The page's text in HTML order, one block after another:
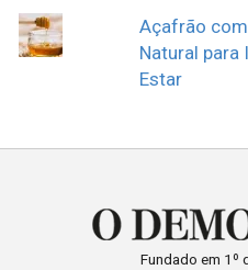
Açafrão
Natural para
Estar
Fundado em 1º